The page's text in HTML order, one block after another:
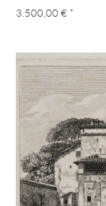
3.500,00 € *